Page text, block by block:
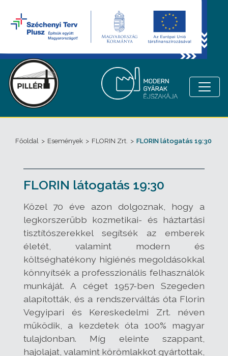
Főoldal > Események > FLORIN Zrt. > FLORIN látogatás 19:30
FLORIN látogatás 19:30
Közel 70 éve azon dolgoznak, hogy a
legkorszerűbb kozmetikai- és háztartási
tisztítószerekkel segítsék az emberek
életét, valamint modern és
költséghatékony higiénés megoldásokkal
könnyítsék a professzionális felhasználók
munkáját. A céget 1957-ben Szegeden
alapították, és a rendszerváltás óta Florin
Vegyipari és Kereskedelmi Zrt. néven
működik, a kezdetek óta 100% magyar
tulajdonban. Míg eleinte szappant,
hajolajat, valamint körömlakkot gyártottak,